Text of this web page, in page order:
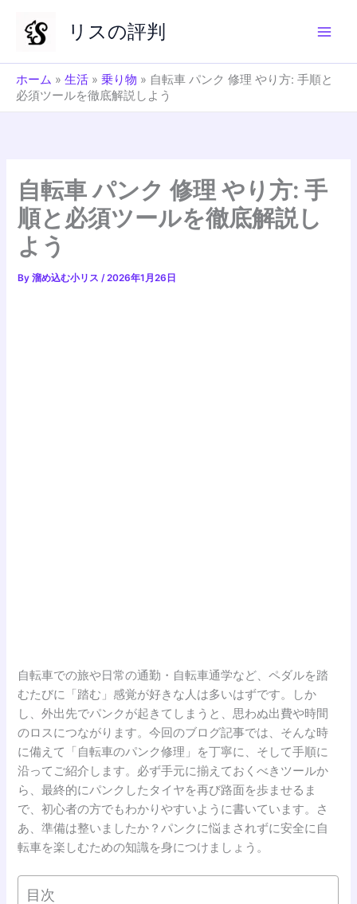
ス
リスの評判
ホーム » 生活 » 乗り物 » 自転車 パンク 修理 やり方: 手順と
必須ツールを徹底解説しよう
自転車 パンク 修理 やり方: 手
順と必須ツールを徹底解説し
よう
By溜め込む小リス/2026年1月26日
自転車での旅や日常の通勤・自転車通学など、ペダルを踏
むたびに「踏む」感覚が好きな人は多いはずです。しか
し、外出先でパンクが起きてしまうと、思わぬ出費や時間
のロスにつながります。今回のブログ記事では、そんな時
に備えて「自転車のパンク修理」を丁寧に、そして手順に
沿ってご紹介します。必ず手元に揃えておくべきツールか
ら、最終的にパンクしたタイヤを再び路面を歩ませるま
で、初心者の方でもわかりやすいように書いています。さ
あ、準備は整いましたか？パンクに悩まされずに安全に自
転車を楽しむための知識を身につけましょう。
目次